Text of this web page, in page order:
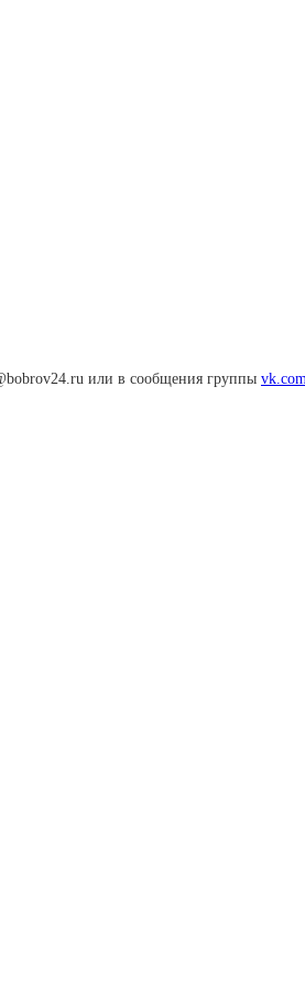
или в сообщения группы